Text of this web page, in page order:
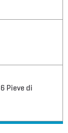
Pieve di